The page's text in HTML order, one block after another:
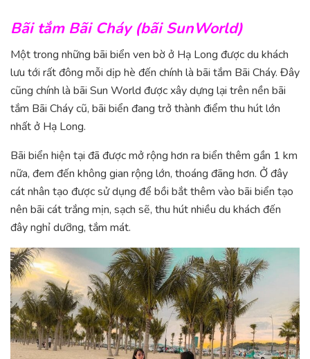
Bãi tắm Bãi Cháy (bãi SunWorld)
Một trong những bãi biển ven bờ ở Hạ Long được du khách
lưu tới rất đông mỗi dịp hè đến chính là bãi tắm Bãi Cháy. Đây
cũng chính là bãi Sun World được xây dựng lại trên nền bãi
tắm Bãi Cháy cũ, bãi biển đang trở thành điểm thu hút lớn
nhất ở Hạ Long.
Bãi biển hiện tại đã được mở rộng hơn ra biển thêm gần 1 km
nữa, đem đến không gian rộng lớn, thoáng đãng hơn. Ở đây
cát nhân tạo được sử dụng để bồi bắt thêm vào bãi biển tạo
nên bãi cát trắng mịn, sạch sẽ, thu hút nhiều du khách đến
đây nghỉ dưỡng, tắm mát.